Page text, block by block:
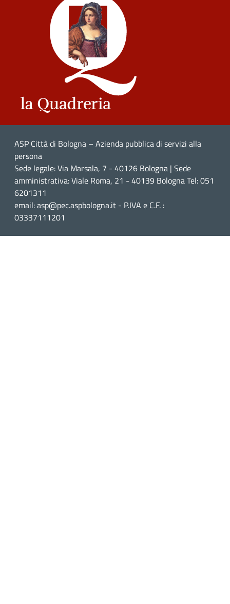
ASP Città di Bologna – Azienda pubblica di servizi alla
persona
Sede legale: Via Marsala, 7 - 40126 Bologna | Sede
amministrativa: Viale Roma, 21 - 40139 Bologna Tel: 051
6201311
email: asp@pec.aspbologna.it - P.IVA e C.F. :
03337111201